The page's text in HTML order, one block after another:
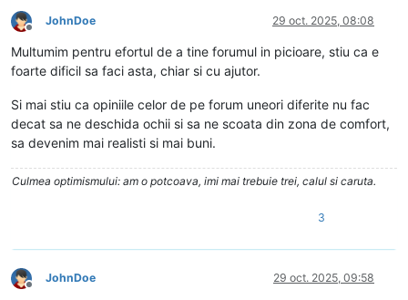
Deconectat
JohnDoe 29 oct. 2025, 08:08
Multumim pentru efortul de a tine forumul in picioare, stiu ca e
foarte dificil sa faci asta, chiar si cu ajutor.
Si mai stiu ca opiniile celor de pe forum uneori diferite nu fac
decat sa ne deschida ochii si sa ne scoata din zona de comfort,
sa devenim mai realisti si mai buni.
Culmea optimismului: am o potcoava, imi mai trebuie trei, calul si caruta.
3
Deconectat
JohnDoe 29 oct. 2025, 09:58